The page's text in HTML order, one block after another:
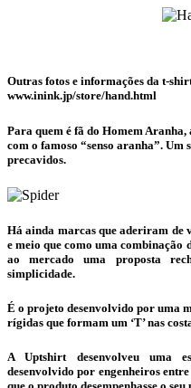
Outras fotos e informações da t-
www.inink.jp/store/hand.html
Para quem é fã do Homem
com o famoso “senso aranha”.
precavidos.
Há ainda marcas que aderiram de
e meio que como uma
ao mercado uma proposta
simplicidade.
É o projeto desenvolvido por uma
rígidas que formam um ‘T’ nas
A Uptshirt desenvolveu uma
desenvolvido por engenheiros